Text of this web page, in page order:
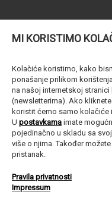
MI KORISTIMO
Kolačiće koristimo, kako
ponašanje prilikom
na našoj internetskoj
(newsletterima). Ako
koristit ćemo samo
U postavkama imate
pojedinačno u skladu sa
više o njima. Također
pristanak.
Pravila privatnosti
Impressum